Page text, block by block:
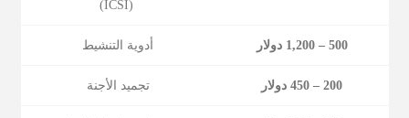
(ICSI)
500 – 1,200 دولار أدوية التنشيط
200 – 450 دولار تجميد الأجنة